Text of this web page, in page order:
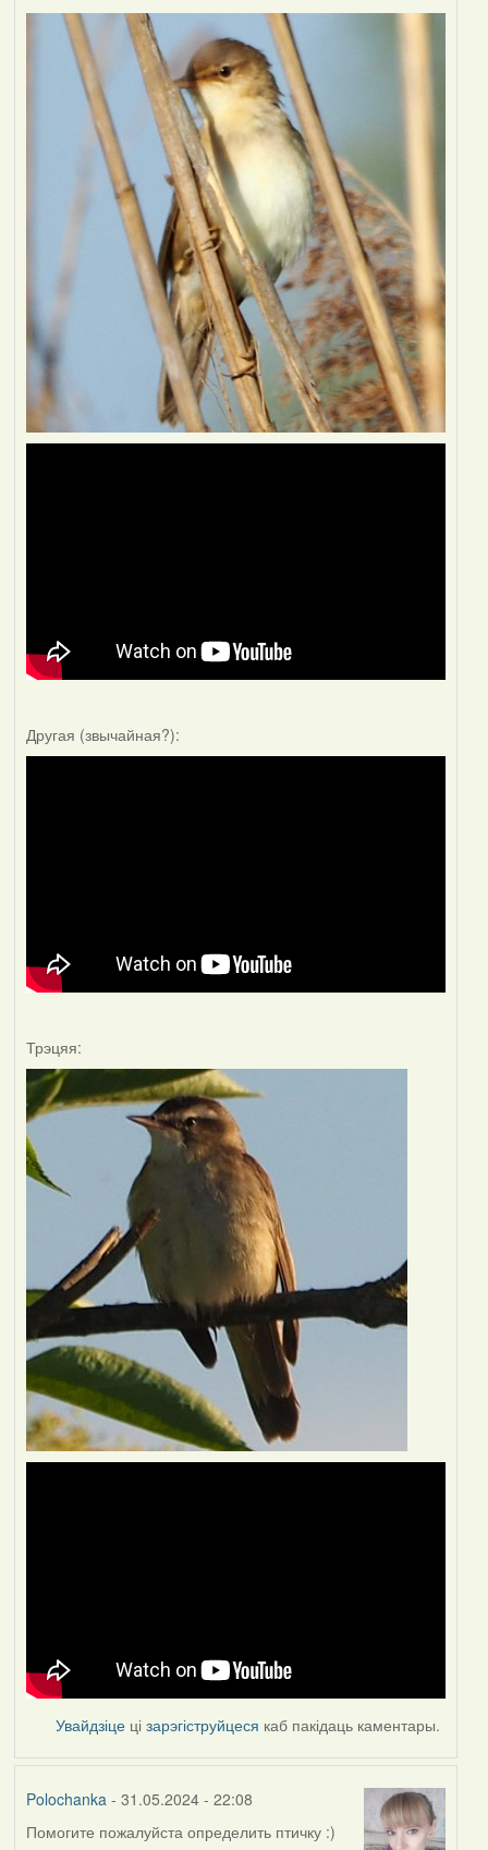
Другая (звычайная?):
Трэцяя:
Увайдзіце цізарэгіструйцеся каб пакідаць каментары.
Polochanka- 31.05.2024 - 22:08
Помогите пожалуйста определить птичку :)